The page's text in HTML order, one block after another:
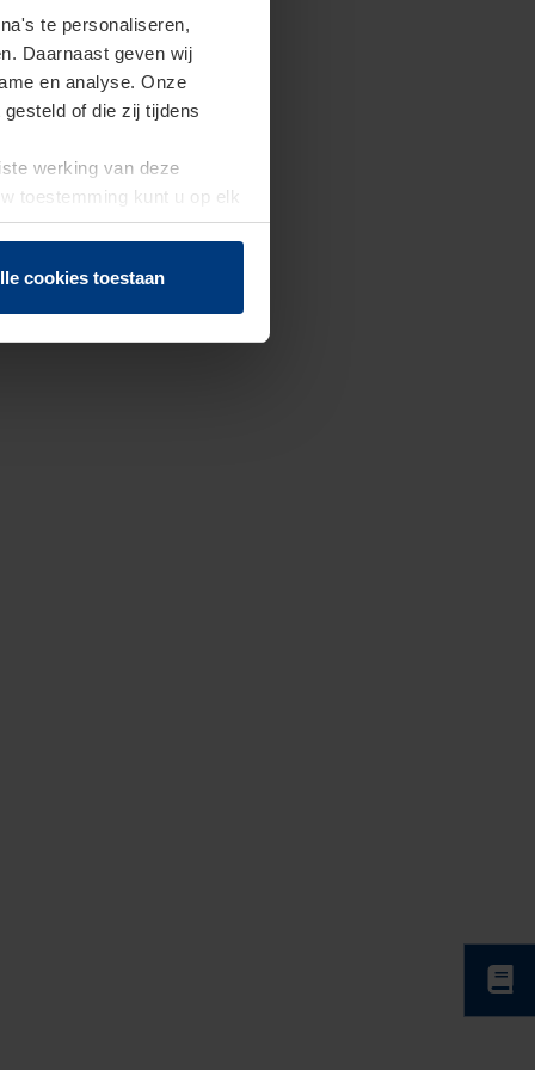
te personaliseren,
Daarnaast geven wij
en analyse. Onze
of die zij tijdens
werking van deze
toestemming kunt u op elk
herroepen.
cookies toestaan